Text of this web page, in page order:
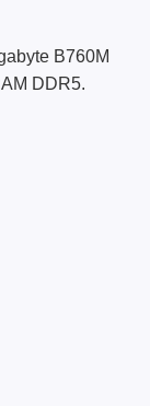
B760M
DDR5.